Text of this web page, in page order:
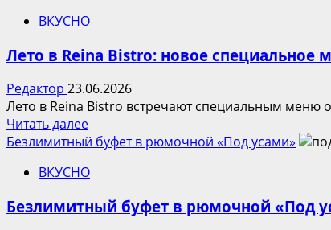
На
площади
масштабная
открытая
тренировка
«СИЯЙ!
Йога»
ВКУСНО
Лето в Reina Bistro: новое
Редактор 23.06.2026
Лето в Reina Bistro встречают специальным меню
Читать далееПрочитать
больше
Лето
Reina
Безлимитный буфет в рюмочной «Под усами»
ВКУСНО
Безлимитный буфет в рюмочной «Под